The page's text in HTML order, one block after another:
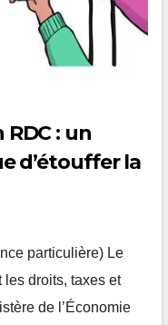
: un
d’étouffer la
particulière) Le
droits, taxes et
de l’Économie